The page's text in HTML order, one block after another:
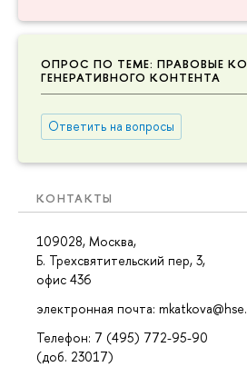
ОПРОС ПО ТЕМЕ: ПРАВОВЫЕ
ГЕНЕРАТИВНОГО КОНТЕНТА
Ответить на вопросы
КОНТАКТЫ
109028, Москва,
Б. Трехсвятительский пер, 3,
офис 436
электронная почта:
Телефон: 7 (495) 772-95-90
(доб. 23017)